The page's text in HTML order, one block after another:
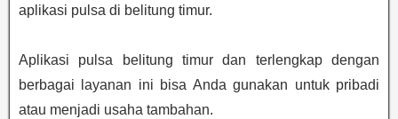
aplikasi pulsa di belitung timur.
Aplikasi pulsa belitung timur dan terlengkap dengan
berbagai layanan ini bisa Anda gunakan untuk pribadi
atau menjadi usaha tambahan.